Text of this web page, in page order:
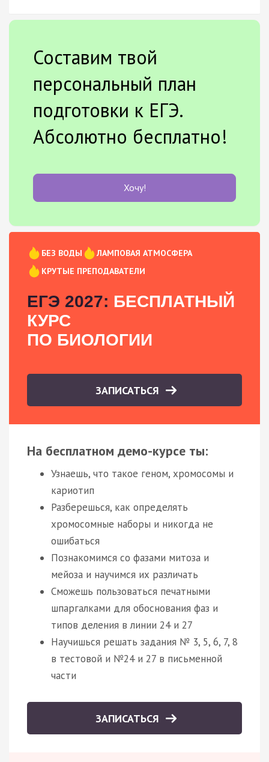
Составим твой
персональный план
подготовки к ЕГЭ.
Абсолютно бесплатно!
Хочу!
БЕЗ ВОДЫ
ЛАМПОВАЯ АТМОСФЕРА
КРУТЫЕ ПРЕПОДАВАТЕЛИ
ЕГЭ 2027: БЕСПЛАТНЫЙ
КУРС
ПО БИОЛОГИИ
ЗАПИСАТЬСЯ
На бесплатном демо-курсе ты:
Узнаешь, что такое геном, хромосомы и
кариотип
Разберешься, как определять
хромосомные наборы и никогда не
ошибаться
Познакомимся со фазами митоза и
мейоза и научимся их различать
Сможешь пользоваться печатными
шпаргалками для обоснования фаз и
типов деления в линии 24 и 27
Научишься решать задания № 3, 5, 6, 7, 8
в тестовой и №24 и 27 в письменной
части
ЗАПИСАТЬСЯ